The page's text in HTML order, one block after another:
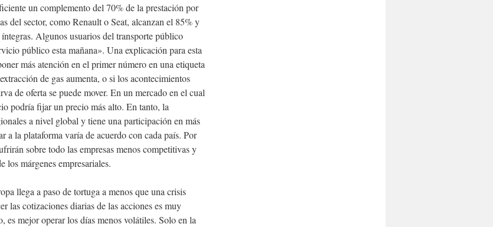
un complemento del 70% de la prestación por
del sector, como Renault o Seat, alcanzan el 85% y
Algunos usuarios del transporte público
público esta mañana». Una explicación para esta
más atención en el primer número en una etiqueta
de gas aumenta, o si los acontecimientos
de oferta se puede mover. En un mercado en el cual
podría fijar un precio más alto. En tanto, la
a nivel global y tiene una participación en más
a la plataforma varía de acuerdo con cada país. Por
sobre todo las empresas menos competitivas y
los márgenes empresariales.
llega a paso de tortuga a menos que una crisis
las cotizaciones diarias de las acciones es muy
es mejor operar los días menos volátiles. Solo en la